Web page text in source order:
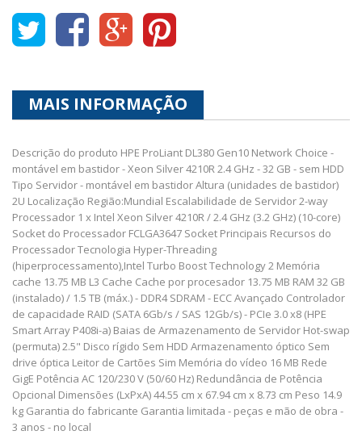
MAIS INFORMAÇÃO
Descrição do produto HPE ProLiant DL380 Gen10 Network Choice -
montável em bastidor - Xeon Silver 4210R 2.4 GHz - 32 GB - sem HDD
Tipo Servidor - montável em bastidor Altura (unidades de bastidor)
2U Localização Região:Mundial Escalabilidade de Servidor 2-way
Processador 1 x Intel Xeon Silver 4210R / 2.4 GHz (3.2 GHz) (10-core)
Socket do Processador FCLGA3647 Socket Principais Recursos do
Processador Tecnologia Hyper-Threading
(hiperprocessamento),Intel Turbo Boost Technology 2 Memória
cache 13.75 MB L3 Cache Cache por procesador 13.75 MB RAM 32 GB
(instalado) / 1.5 TB (máx.) - DDR4 SDRAM - ECC Avançado Controlador
de capacidade RAID (SATA 6Gb/s / SAS 12Gb/s) - PCIe 3.0 x8 (HPE
Smart Array P408i-a) Baias de Armazenamento de Servidor Hot-swap
(permuta) 2.5" Disco rígido Sem HDD Armazenamento óptico Sem
drive óptica Leitor de Cartões Sim Memória do vídeo 16 MB Rede
GigE Potência AC 120/230 V (50/60 Hz) Redundância de Potência
Opcional Dimensões (LxPxA) 44.55 cm x 67.94 cm x 8.73 cm Peso 14.9
kg Garantia do fabricante Garantia limitada - peças e mão de obra -
3 anos - no local